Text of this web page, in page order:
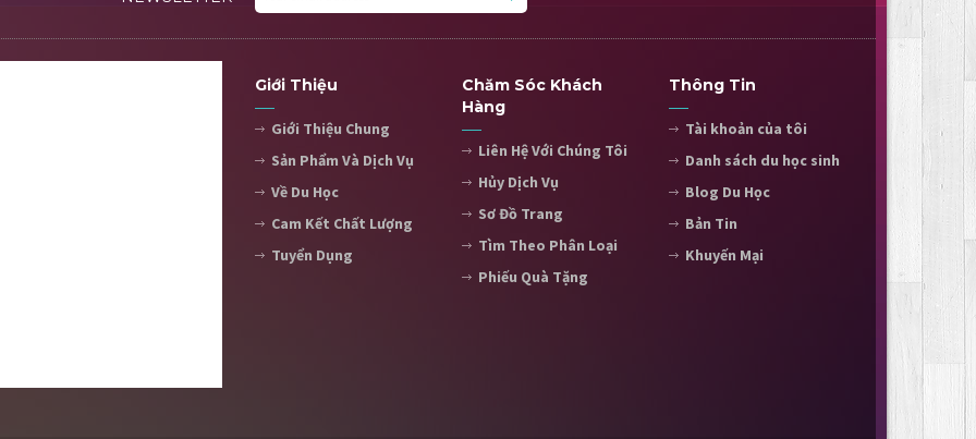
Giới Thiệu
Giới Thiệu Chung
Sản Phẩm Và Dịch Vụ
Về Du Học
Cam Kết Chất Lượng
Tuyển Dụng
Chăm Sóc Khách
Hàng
Liên Hệ Với Chúng Tôi
Hủy Dịch Vụ
Sơ Đồ Trang
Tìm Theo Phân Loại
Phiếu Quà Tặng
Thông Tin
Tài khoản của tôi
Danh sách du học sinh
Blog Du Học
Bản Tin
Khuyến Mại